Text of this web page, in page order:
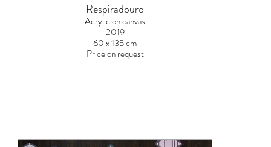
Respiradouro
Acrylic on canvas
2019
60 x 135 cm
Price on request